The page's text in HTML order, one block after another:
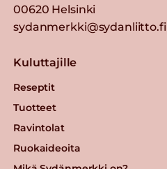
00620 Helsinki
sydanmerkki@sydanliitto.fi
Kuluttajille
Reseptit
Tuotteet
Ravintolat
Ruokaideoita